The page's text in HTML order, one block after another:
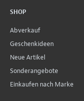
SHOP
Abverkauf
Geschenkideen
Neue Artikel
Sonderangebote
Einkaufen nach Marke